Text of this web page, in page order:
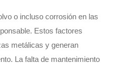
o incluso corrosión en las
Estos factores
metálicas y generan
La falta de mantenimiento